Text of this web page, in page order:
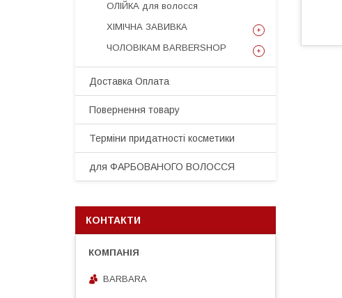
ОЛІЙКА для волосся
ХІМІЧНА ЗАВИВКА
ЧОЛОВІКАМ BARBERSHOP
Доставка Оплата
Повернення товару
Терміни придатності косметики
для ФАРБОВАНОГО ВОЛОССЯ
КОНТАКТИ
BARBARA